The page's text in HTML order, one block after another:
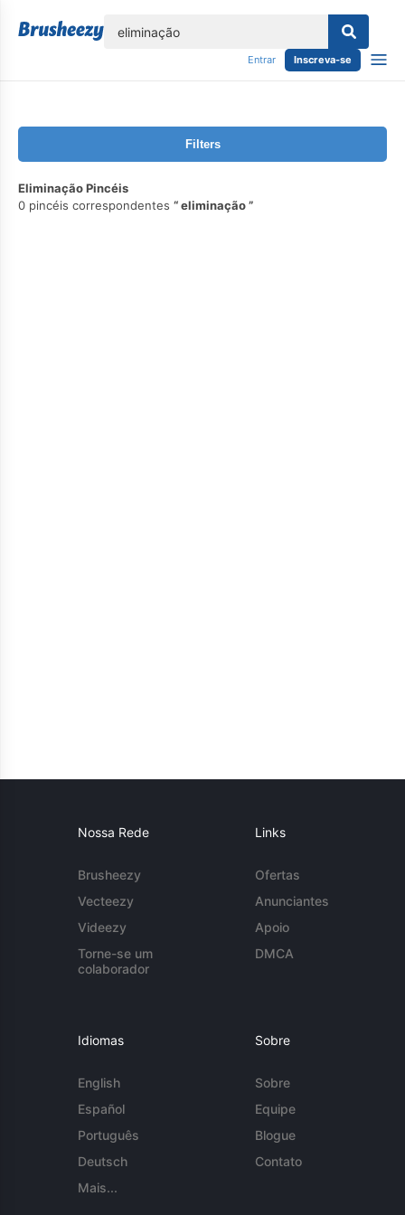
Entrar Inscreva-se
Filters
Eliminação Pincéis
0 pincéis correspondentes
eliminação
Nossa Rede
Brusheezy
Vecteezy
Videezy
Torne-se um
colaborador
Links
Ofertas
Anunciantes
Apoio
DMCA
Idiomas
English
Español
Português
Deutsch
Mais...
Sobre
Sobre
Equipe
Blogue
Contato